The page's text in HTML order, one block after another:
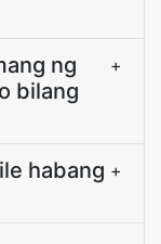
ng
bilang
+
habang +